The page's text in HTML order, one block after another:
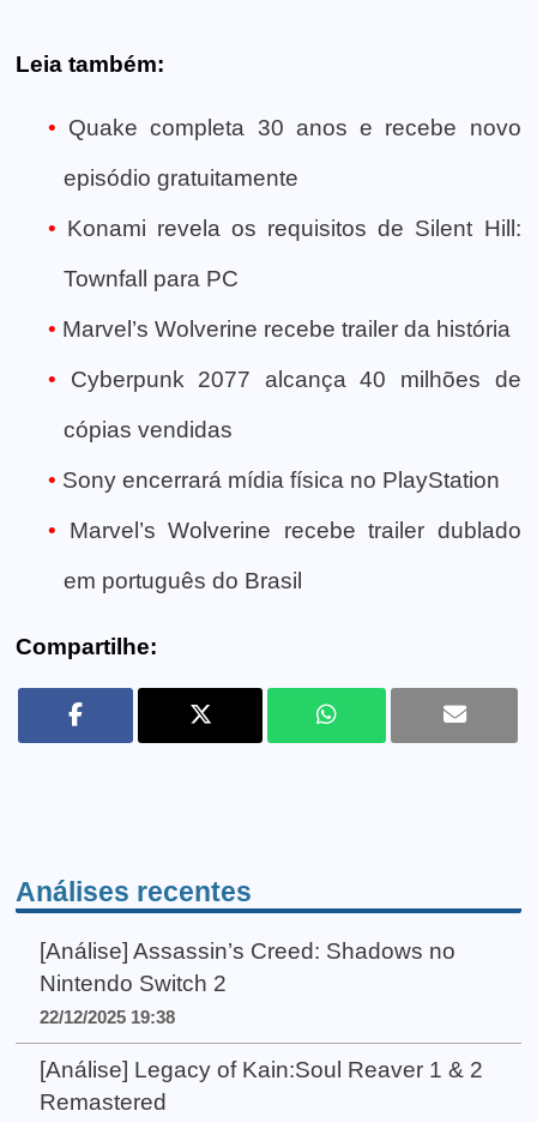
Leia também:
Quake completa 30 anos e recebe novo
episódio gratuitamente
Konami revela os requisitos de Silent Hill:
Townfall para PC
Marvel’s Wolverine recebe trailer da história
Cyberpunk 2077 alcança 40 milhões de
cópias vendidas
Sony encerrará mídia física no PlayStation
Marvel’s Wolverine recebe trailer dublado
em português do Brasil
Compartilhe:
Análises recentes
[Análise] Assassin’s Creed: Shadows no
Nintendo Switch 2
22/12/2025 19:38
[Análise] Legacy of Kain:Soul Reaver 1 & 2
Remastered